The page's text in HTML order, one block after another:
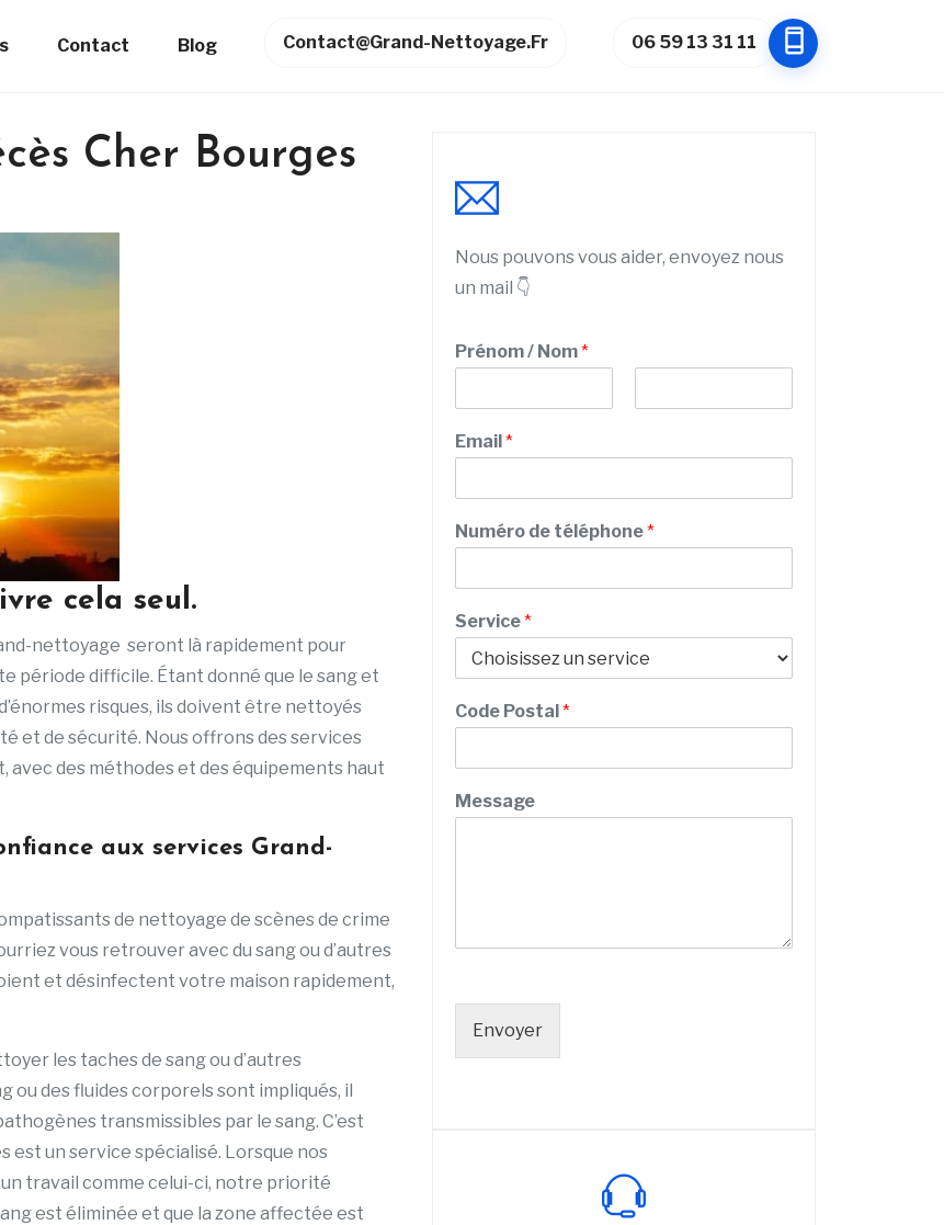
Contact Blog Contact@grand-Nettoyage.fr 06 59 13 31 11
Cher Bourges
cela seul.
nettoyage seront là rapidement pour
période difficile. Étant donné que le sang et
risques, ils doivent être nettoyés
et de sécurité. Nous offrons des services
avec des méthodes et des équipements haut
aux services Grand-
de nettoyage de scènes de crime
vous retrouver avec du sang ou d’autres
et désinfectent votre maison rapidement,
les taches de sang ou d’autres
ou des fluides corporels sont impliqués, il
transmissibles par le sang. C’est
est un service spécialisé. Lorsque nos
travail comme celui-ci, notre priorité
est éliminée et que la zone affectée est
Nous pouvons vous aider, envoyez nous
un mail 👇
Prénom / Nom*
r
é
m
Email*
C
o
e
e
r
n
Numéro de téléphone*
Service*
Code Postal*
Message
Envoyer